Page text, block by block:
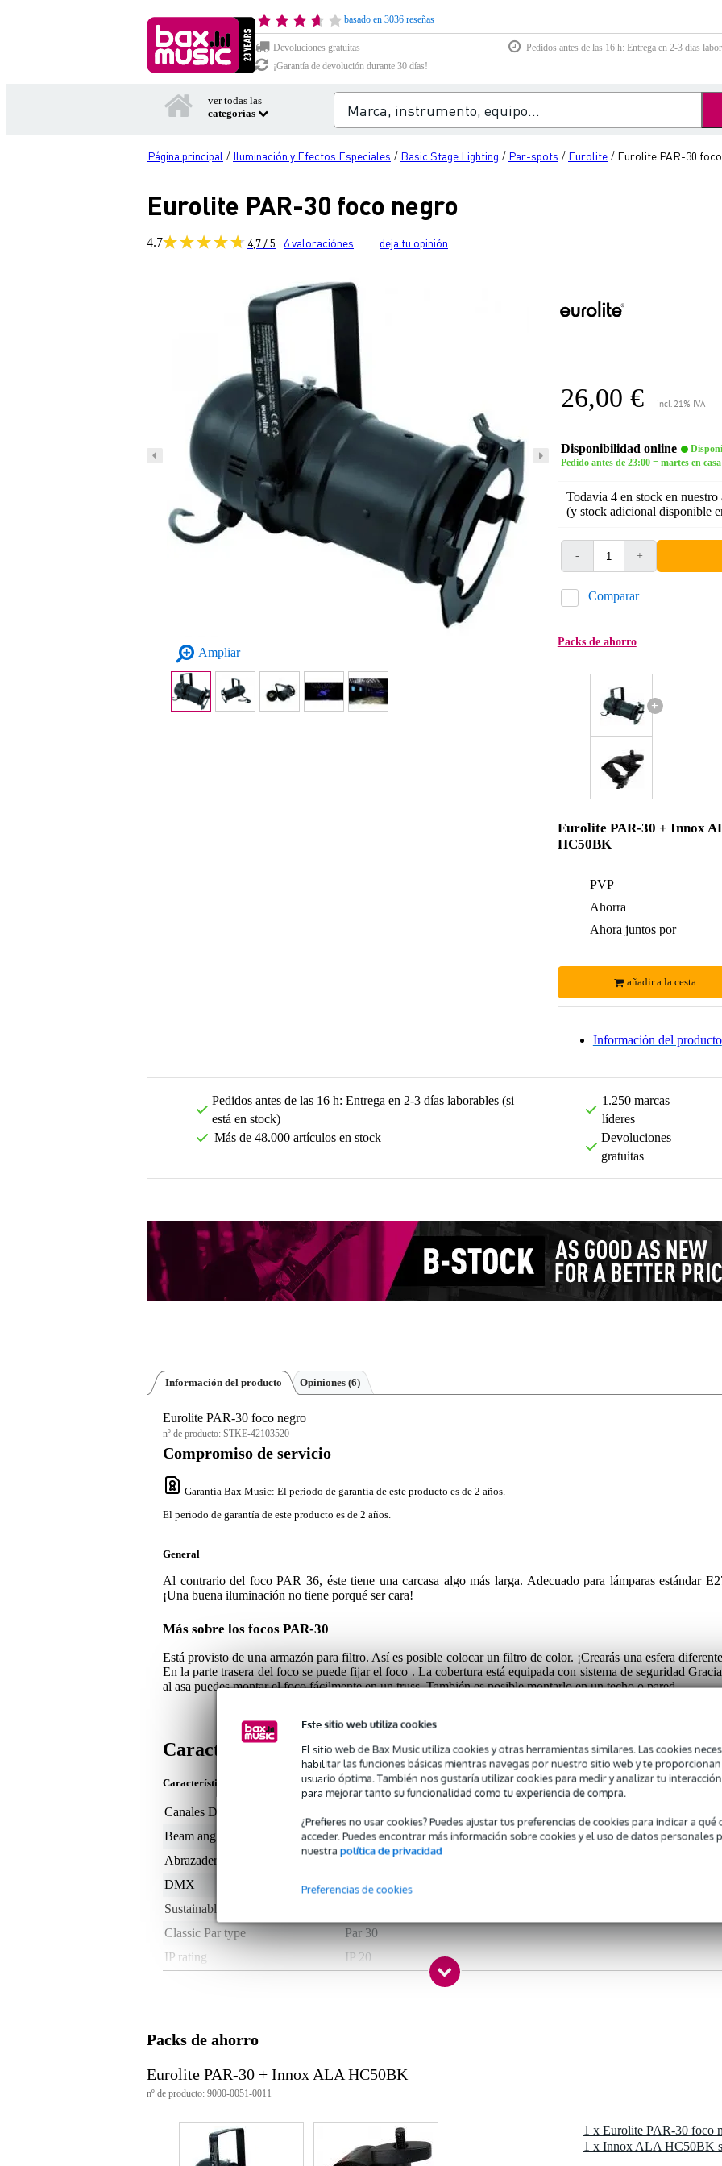
Este sitio web utiliza cookies
El sitio web de Bax Music utiliza cookies y otras herramientas similares. Las cookies
habilitar las funciones básicas mientras navegas por nuestro sitio web y te
usuario óptima. También nos gustaría utilizar cookies para medir y analizar tu
para mejorar tanto su funcionalidad como tu experiencia de compra.
¿Prefieres no usar cookies? Puedes ajustar tus preferencias de cookies para indicar a
acceder. Puedes encontrar más información sobre cookies y el uso de datos personales
nuestra política de privacidad
Preferencias de cookies
basado en 3036 reseñas
Devoluciones gratuitas
Pedidos antes de las 16 h: Entrega en 2-3 días
¡Garantía de devolución durante 30 días!
ver todas las
categorías
Página principal / Iluminación y Efectos Especiales / Basic Stage Lighting / Par-spots / Eurolite / Eurolite PAR-30
Eurolite PAR-30 foco negro
4.7 4,7 / 5 6valoraciónes deja tu opinión
Ampliar
26,00 € incl. 21% IVA
Disponibilidad online
Pedido antes de 23:00 = martes en casa
Todavía 4 en stock en nuestro
(y stock adicional disponible
- +
Comparar
Packs de ahorro
+
Eurolite PAR-30 + Innox
HC50BK
PVP
Ahorra
Ahora juntos por
añadir a la cesta
Información del producto
Pedidos antes de las 16 h: Entrega en 2-3 días laborables (si
está en stock)
Más de 48.000 artículos en stock
1.250 marcas
líderes
Devoluciones
gratuitas
Información del producto Opiniones (6)
Eurolite PAR-30 foco negro
nº de producto: STKE-42103520
Compromiso de servicio
Garantía Bax Music: El periodo de garantía de este producto es de 2 años.
El periodo de garantía de este producto es de 2 años.
General
Al contrario del foco PAR 36, éste tiene una carcasa algo más larga. Adecuado para lámparas estándar
¡Una buena iluminación no tiene porqué ser cara!
Más sobre los focos PAR-30
Está provisto de una armazón para filtro. Así es posible colocar un filtro de color. ¡Crearás una esfera
En la parte trasera del foco se puede fijar el foco . La cobertura está equipada con sistema de seguridad
al asa puedes montar el foco fácilmente en un truss. También es posible montarlo en un techo o pared.
Características
Características del producto
Canales DMX
Beam angle
not specified
Abrazadera
DMX
no
Sustainable product
Classic Par type
Par 30
IP rating
IP 20
Tipo de spot
classic PAR
(incluyendo el paquete)
Packs de ahorro
Eurolite PAR-30 + Innox ALA HC50BK
nº de producto: 9000-0051-0011
1 x Eurolite PAR-30 foco